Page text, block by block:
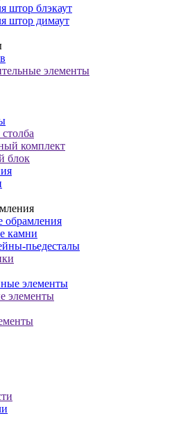
штор блэкаут
штор димаут
элементы
комплект
блок
обрамления
камни
пьедесталы
элементы
элементы